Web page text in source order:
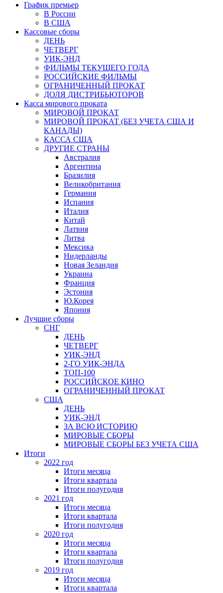
График премьер
В России
В США
Кассовые сборы
ДЕНЬ
ЧЕТВЕРГ
УИК-ЭНД
ФИЛЬМЫ ТЕКУЩЕГО ГОДА
РОССИЙСКИЕ ФИЛЬМЫ
ОГРАНИЧЕННЫЙ ПРОКАТ
ДОЛЯ ДИСТРИБЬЮТОРОВ
Касса мирового проката
МИРОВОЙ ПРОКАТ
МИРОВОЙ ПРОКАТ (БЕЗ УЧЕТА США И
КАНАДЫ)
КАССА США
ДРУГИЕ СТРАНЫ
Австралия
Аргентина
Бразилия
Великобритания
Германия
Испания
Италия
Китай
Латвия
Литва
Мексика
Нидерланды
Новая Зеландия
Украина
Франция
Эстония
Ю.Корея
Япония
Лучшие сборы
СНГ
ДЕНЬ
ЧЕТВЕРГ
УИК-ЭНД
2-ГО УИК-ЭНДА
ТОП-100
РОССИЙСКОЕ КИНО
ОГРАНИЧЕННЫЙ ПРОКАТ
США
ДЕНЬ
УИК-ЭНД
ЗА ВСЮ ИСТОРИЮ
МИРОВЫЕ СБОРЫ
МИРОВЫЕ СБОРЫ БЕЗ УЧЕТА США
Итоги
2022 год
Итоги месяца
Итоги квартала
Итоги полугодия
2021 год
Итоги месяца
Итоги квартала
Итоги полугодия
2020 год
Итоги месяца
Итоги квартала
Итоги полугодия
2019 год
Итоги месяца
Итоги квартала